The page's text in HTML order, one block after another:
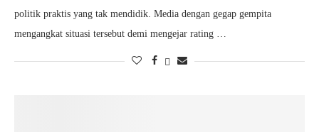
politik praktis yang tak mendidik. Media dengan gegap gempita
mengangkat situasi tersebut demi mengejar rating …